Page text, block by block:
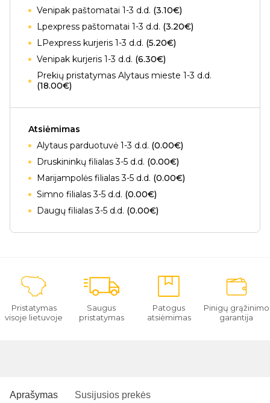
Venipak paštomatai 1-3 d.d. (3.10€)
Lpexpress paštomatai 1-3 d.d. (3.20€)
LPexpress kurjeris 1-3 d.d. (5.20€)
Venipak kurjeris 1-3 d.d. (6.30€)
Prekių pristatymas Alytaus mieste 1-3 d.d.
(18.00€)
Atsiėmimas
Alytaus parduotuvė 1-3 d.d. (0.00€)
Druskininkų filialas 3-5 d.d. (0.00€)
Marijampolės filialas 3-5 d.d. (0.00€)
Simno filialas 3-5 d.d. (0.00€)
Daugų filialas 3-5 d.d. (0.00€)
Pristatymas
visoje lietuvoje
Saugus
pristatymas
Patogus
atsiėmimas
Pinigų grąžinimo
garantija
Aprašymas Susijusios prekės